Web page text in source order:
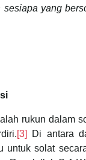
yang
rukun dalam
[3]
Di antara
untuk solat